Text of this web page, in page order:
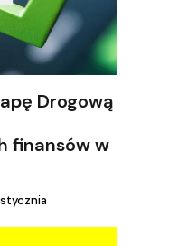
Drogową
finansów w